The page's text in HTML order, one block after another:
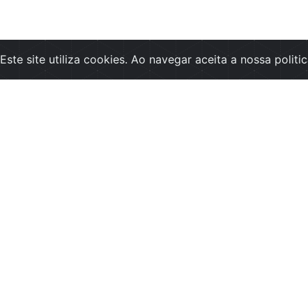
Este site utiliza cookies. Ao navegar aceita a nossa